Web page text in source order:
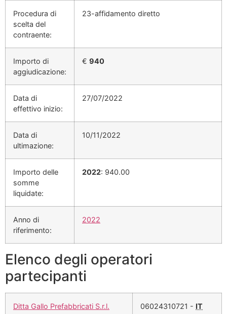
Procedura di
scelta del
contraente:
23-affidamento diretto
Importo di
aggiudicazione:
€ 940
Data di
effettivo inizio:
27/07/2022
Data di
ultimazione:
10/11/2022
Importo delle
somme
liquidate:
2022: 940.00
Anno di
riferimento:
2022
Elenco degli operatori
partecipanti
Ditta Gallo Prefabbricati S.r.l. 06024310721 - IT